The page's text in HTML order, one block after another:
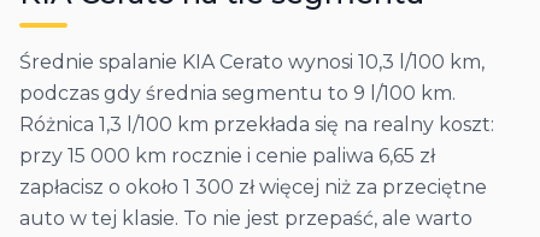
Średnie spalanie KIA Cerato wynosi 10,3 l/100 km,
podczas gdy średnia segmentu to 9 l/100 km.
Różnica 1,3 l/100 km przekłada się na realny koszt:
przy 15 000 km rocznie i cenie paliwa 6,65 zł
zapłacisz o około 1 300 zł więcej niż za przeciętne
auto w tej klasie. To nie jest przepaść, ale warto